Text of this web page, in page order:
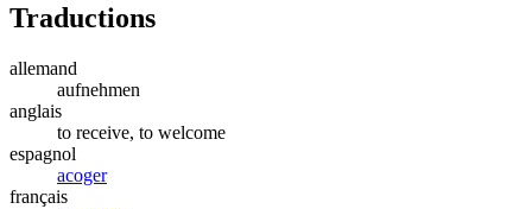
Traductions
allemand
aufnehmen
anglais
to receive, to welcome
espagnol
acoger
français